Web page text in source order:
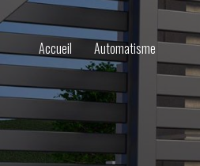
Accueil Automatisme